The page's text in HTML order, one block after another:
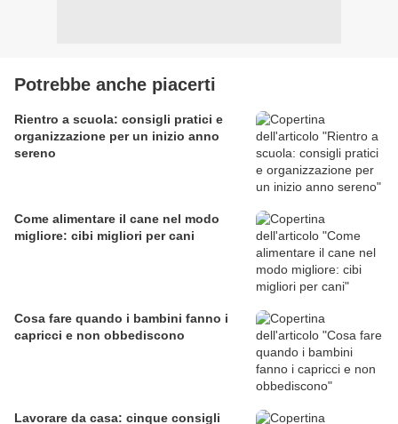
Potrebbe anche piacerti
Rientro a scuola: consigli pratici e
organizzazione per un inizio anno
sereno
Come alimentare il cane nel modo
migliore: cibi migliori per cani
Cosa fare quando i bambini fanno i
capricci e non obbediscono
Lavorare da casa: cinque consigli